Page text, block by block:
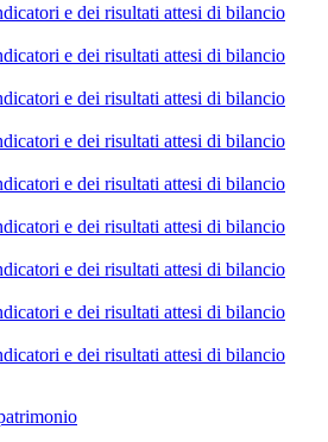
e dei risultati attesi di bilancio
e dei risultati attesi di bilancio
e dei risultati attesi di bilancio
e dei risultati attesi di bilancio
e dei risultati attesi di bilancio
e dei risultati attesi di bilancio
e dei risultati attesi di bilancio
e dei risultati attesi di bilancio
e dei risultati attesi di bilancio